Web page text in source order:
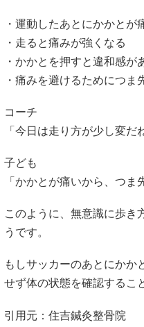
・運動したあとにかかとが
・走ると痛みが強くなる
・かかとを押すと違和感が
・痛みを避けるためにつま
コーチ
「今日は走り方が少し変だ
子ども
「かかとが痛いから、つま
このように、無意識に歩き
うです。
もしサッカーのあとにかか
せず体の状態を確認するこ
引用元：住吉鍼灸整骨院